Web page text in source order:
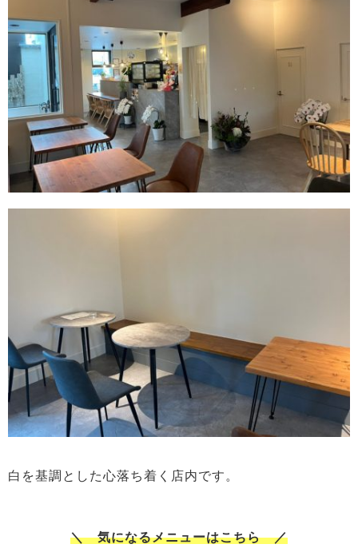
白を基調とした心落ち着く店内です。
＼ 気になるメニューはこちら ／